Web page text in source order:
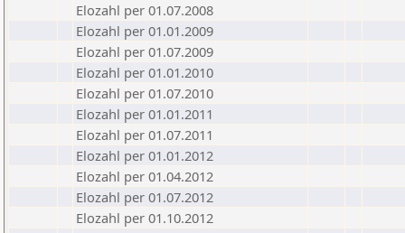
Elozahl per 01.07.2008
Elozahl per 01.01.2009
Elozahl per 01.07.2009
Elozahl per 01.01.2010
Elozahl per 01.07.2010
Elozahl per 01.01.2011
Elozahl per 01.07.2011
Elozahl per 01.01.2012
Elozahl per 01.04.2012
Elozahl per 01.07.2012
Elozahl per 01.10.2012